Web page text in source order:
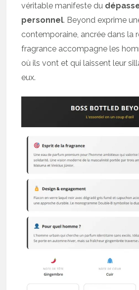
véritable manifeste du
personnel. Beyond exprime
contemporaine, ancrée dans la
fragrance accompagne les
où ils vont et qui laissent leur
eux.